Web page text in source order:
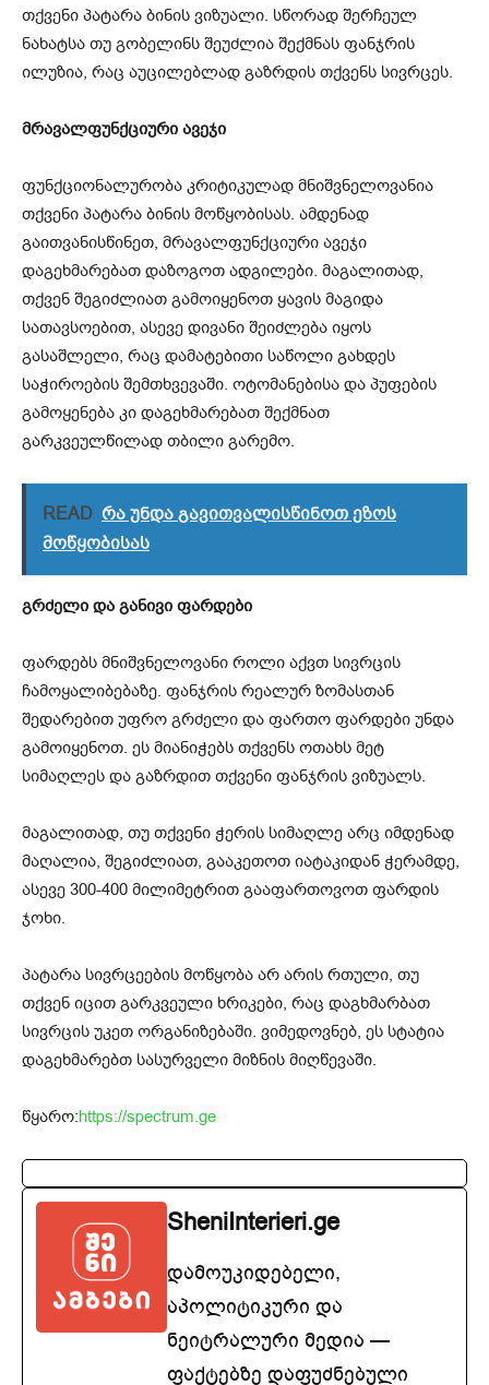
თქვენი პატარა ბინის ვიზუალი. სწორად შერჩეულ
ნახატსა თუ გობელინს შეუძლია შექმნას ფანჯრის
ილუზია, რაც აუცილებლად გაზრდის თქვენს სივრცეს.
მრავალფუნქციური ავეჯი
ფუნქციონალურობა კრიტიკულად მნიშვნელოვანია
თქვენი პატარა ბინის მოწყობისას. ამდენად
გაითვანისწინეთ, მრავალფუნქციური ავეჯი
დაგეხმარებათ დაზოგოთ ადგილები. მაგალითად,
თქვენ შეგიძლიათ გამოიყენოთ ყავის მაგიდა
სათავსოებით, ასევე დივანი შეიძლება იყოს
გასაშლელი, რაც დამატებითი საწოლი გახდეს
საჭიროების შემთხვევაში. ოტომანებისა და პუფების
გამოყენება კი დაგეხმარებათ შექმნათ
გარკვეულწილად თბილი გარემო.
READ რა უნდა გავითვალისწინოთ ეზოს
მოწყობისას
გრძელი და განივი ფარდები
ფარდებს მნიშვნელოვანი როლი აქვთ სივრცის
ჩამოყალიბებაზე. ფანჯრის რეალურ ზომასთან
შედარებით უფრო გრძელი და ფართო ფარდები უნდა
გამოიყენოთ. ეს მიანიჭებს თქვენს ოთახს მეტ
სიმაღლეს და გაზრდით თქვენი ფანჯრის ვიზუალს.
მაგალითად, თუ თქვენი ჭერის სიმაღლე არც იმდენად
მაღალია, შეგიძლიათ, გააკეთოთ იატაკიდან ჭერამდე,
ასევე 300-400 მილიმეტრით გააფართოვოთ ფარდის
ჯოხი.
პატარა სივრცეების მოწყობა არ არის რთული, თუ
თქვენ იცით გარკვეული ხრიკები, რაც დაგხმარბათ
სივრცის უკეთ ორგანიზებაში. ვიმედოვნებ, ეს სტატია
დაგეხმარებთ სასურველი მიზნის მიღწევაში.
წყარო:https://spectrum.ge
SheniInterieri.ge
დამოუკიდებელი,
აპოლიტიკური და
ნეიტრალური მედია —
ფაქტებზე დაფუძნებული